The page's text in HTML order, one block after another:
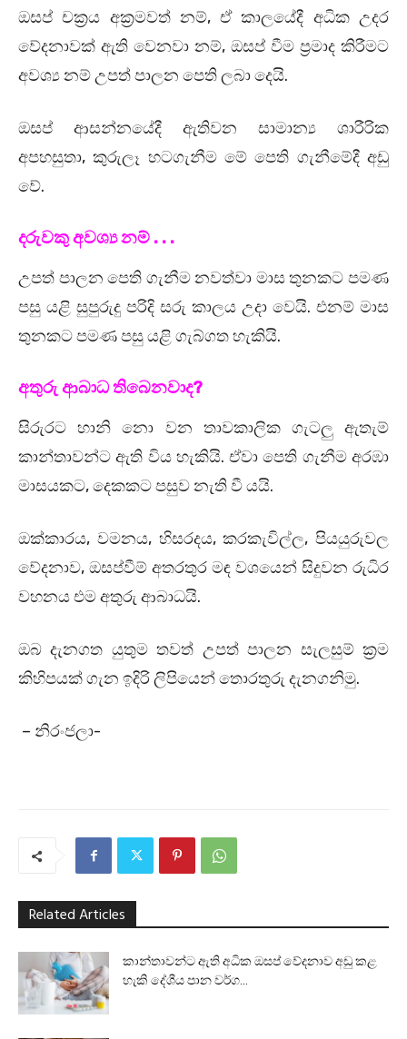
ඔසප් චක්‍රය අක්‍රමවත් නම්, ඒ කාලයේදී අධික උදර
වේදනාවක් ඇති වෙනවා නම්, ඔසප් වීම ප්‍රමාද කිරීමට
අවශ්‍ය නම් උපත් පාලන පෙති ලබා දෙයි.
ඔසප් ආසන්නයේදී ඇතිවන සාමාන්‍ය ශාරීරික
අපහසුතා, කුරුලෑ හටගැනීම මේ පෙති ගැනීමේදී අඩු
වේ.
දරුවකු අවශ්‍ය නම් . . .
උපත් පාලන පෙති ගැනීම නවත්වා මාස තුනකට පමණ
පසු යළි සුපුරුදු පරිදි සරු කාලය උදා වෙයි. එනම් මාස
තුනකට පමණ පසු යළි ගැබ්ගත හැකියි.
අතුරු ආබාධ තිබෙනවාද?
සිරුරට හානි නො වන තාවකාලික ගැටලු ඇතැම්
කාන්තාවන්ට ඇති විය හැකියි. ඒවා පෙති ගැනීම අරඹා
මාසයකට, දෙකකට පසුව නැති වී යයි.
ඔක්කාරය, වමනය, හිසරදය, කරකැවිල්ල, පියයුරුවල
වේදනාව, ඔසප්වීම් අතරතුර මඳ වශයෙන් සිදුවන රුධිර
වහනය එම අතුරු ආබාධයි.
ඔබ දැනගත යුතුම තවත් උපත් පාලන සැලසුම් ක්‍රම
කිහිපයක් ගැන ඉදිරි ලිපියෙන් තොරතුරු දැනගනිමු.
– නිරංජලා-
Related Articles
කාන්තාවන්ට ඇති අධික ඔසප් වේදනාව අඩු කළ
හැකි දේශීය පාන වර්ග...